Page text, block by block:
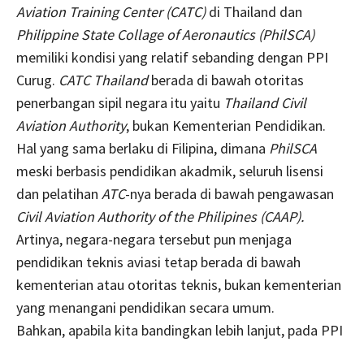
Aviation Training Center (CATC)di Thailand dan
Philippine State Collage of Aeronautics (PhilSCA)
memiliki kondisi yang relatif sebanding dengan PPI
Curug. CATC Thailandberada di bawah otoritas
penerbangan sipil negara itu yaitu Thailand Civil
Aviation Authority, bukan Kementerian Pendidikan.
Hal yang sama berlaku di Filipina, dimana PhilSCA
meski berbasis pendidikan akadmik, seluruh lisensi
dan pelatihan ATC-nya berada di bawah pengawasan
Civil Aviation Authority of the Philipines (CAAP).
Artinya, negara-negara tersebut pun menjaga
pendidikan teknis aviasi tetap berada di bawah
kementerian atau otoritas teknis, bukan kementerian
yang menangani pendidikan secara umum.
Bahkan, apabila kita bandingkan lebih lanjut, pada PPI